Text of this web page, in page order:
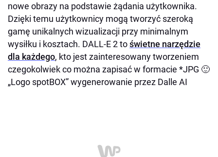
nowe obrazy na podstawie żądania użytkownika.
Dzięki temu użytkownicy mogą tworzyć szeroką
gamę unikalnych wizualizacji przy minimalnym
wysiłku i kosztach. DALL-E 2 toświetne narzędzie
dla każdego, kto jest zainteresowany tworzeniem
czegokolwiek co można zapisać w formacie *JPG 🙂
„Logo spotBOX” wygenerowanie przez Dalle AI